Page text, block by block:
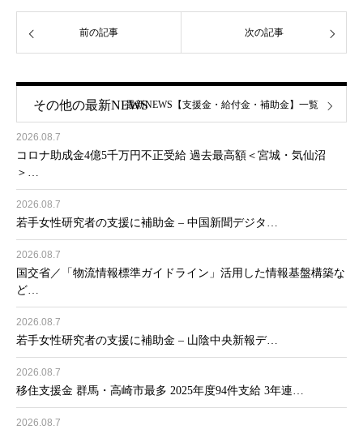
前の記事 次の記事
その他の最新NEWS
2026.08.7
コロナ助成金4億5千万円不正受給 過去最高額＜宮城・気仙沼
＞…
2026.08.7
若手女性研究者の支援に補助金 – 中国新聞デジタ…
2026.08.7
国交省／「物流情報標準ガイドライン」活用した情報基盤構築な
ど…
2026.08.7
若手女性研究者の支援に補助金 – 山陰中央新報デ…
2026.08.7
移住支援金 群馬・高崎市最多 2025年度94件支給 3年連…
2026.08.7
最新NEWS【支援金・給付金・補助金】一覧